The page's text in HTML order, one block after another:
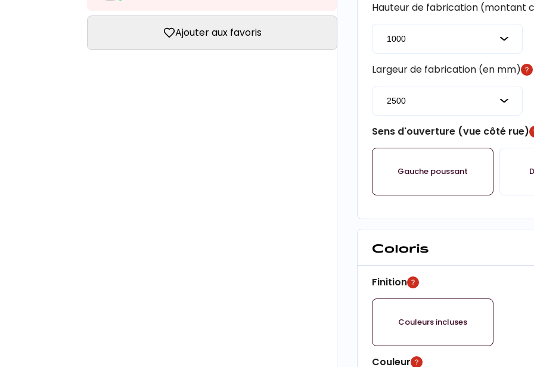
Ajouter aux favoris
Hauteur de fabrication (montant
Largeur de fabrication (en mm)
Sens d'ouverture (vue côté rue)
Gauche poussant
Coloris
Finition
Couleurs incluses
Couleur